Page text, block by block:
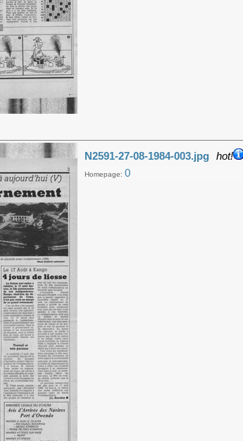
N2591-27-08-1984-003.jpg hot!
Homepage: 0